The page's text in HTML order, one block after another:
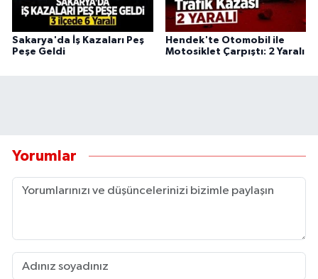
Sakarya'da İş Kazaları Peş
Peşe Geldi
Hendek'te Otomobil ile
Motosiklet Çarpıştı: 2 Yaralı
Yorumlar